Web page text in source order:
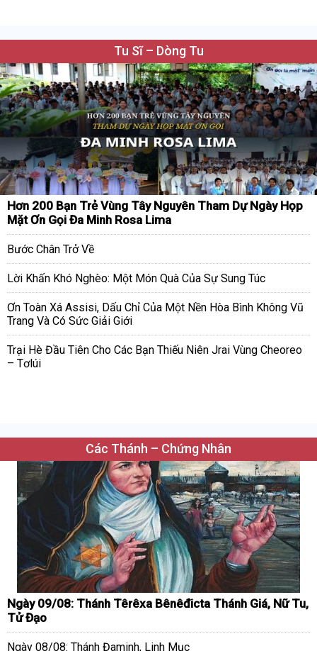
Tu Sĩ – Dòng Tu
Hơn 200 Bạn Trẻ Vùng Tây Nguyên Tham Dự Ngày Họp
Mặt Ơn Gọi Đa Minh Rosa Lima
Bước Chân Trở Về
Lời Khấn Khó Nghèo: Một Món Quà Của Sự Sung Túc
Ơn Toàn Xá Assisi, Dấu Chỉ Của Một Nền Hòa Bình Không Vũ
Trang Và Có Sức Giải Giới
Trại Hè Đầu Tiên Cho Các Bạn Thiếu Niên Jrai Vùng Cheoreo
– Tơlúi
Các Thánh – Chứng Nhân
Ngày 09/08: Thánh Têrêxa Bênêđicta Thánh Giá, Nữ Tu,
Tử Đạo
Ngày 08/08: Thánh Đaminh, Linh Mục